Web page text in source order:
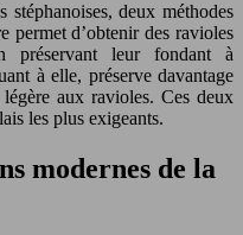
stéphanoises, deux méthodes
permet d’obtenir des ravioles
préservant leur fondant à
à elle, préserve davantage
aux ravioles. Ces deux
les plus exigeants.
modernes de la